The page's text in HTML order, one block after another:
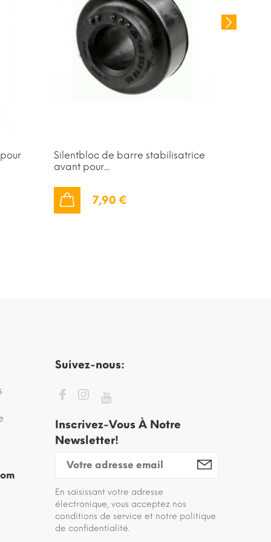
Silentbloc de barre stabilisatrice
avant pour...
7,90 €
Suivez-nous:
Inscrivez-Vous À Notre
Newsletter!
En saisissant votre adresse
électronique, vous acceptez nos
conditions de service et notre politique
de confidentialité.